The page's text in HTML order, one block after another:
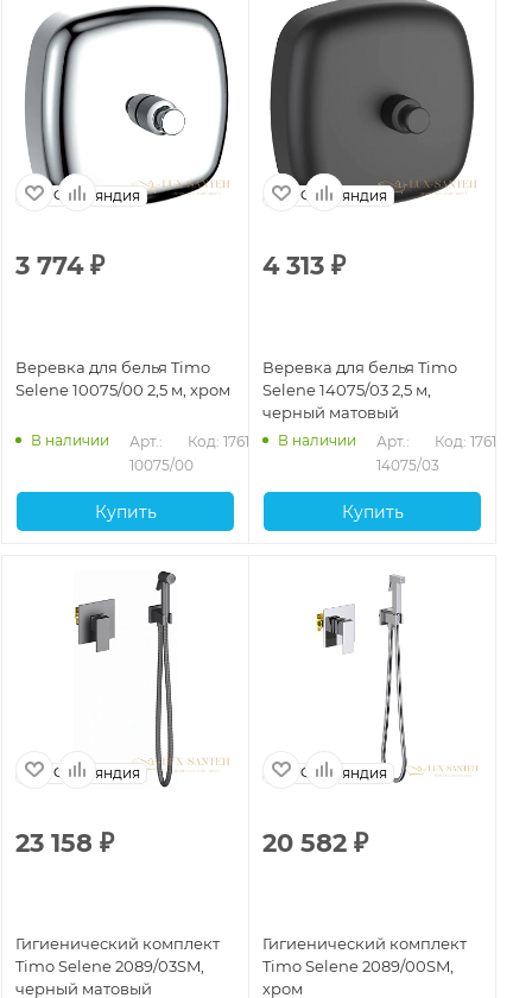
Финляндия
3 774₽
Веревка для белья Timo
Selene 10075/00 2,5 м, хром
В наличии
Арт.:
10075/00
Код: 17617
Купить
Финляндия
4 313 ₽
Веревка для белья Timo
Selene 14075/03 2,5 м,
черный матовый
В наличии
Арт.:
14075/03
Код: 17618
Купить
Финляндия
23 158 ₽
Гигиенический комплект
Timo Selene 2089/03SM,
черный матовый
Финляндия
20 582 ₽
Гигиенический комплект
Timo Selene 2089/00SM,
хром